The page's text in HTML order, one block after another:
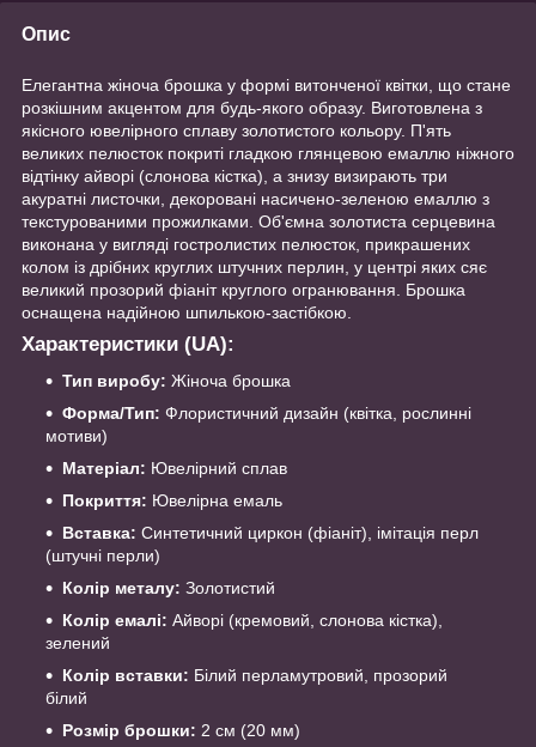
Опис
Елегантна жіноча брошка у формі витонченої квітки, що стане
розкішним акцентом для будь-якого образу. Виготовлена з
якісного ювелірного сплаву золотистого кольору. П'ять
великих пелюсток покриті гладкою глянцевою емаллю ніжного
відтінку айворі (слонова кістка), а знизу визирають три
акуратні листочки, декоровані насичено-зеленою емаллю з
текстурованими прожилками. Об'ємна золотиста серцевина
виконана у вигляді гостролистих пелюсток, прикрашених
колом із дрібних круглих штучних перлин, у центрі яких сяє
великий прозорий фіаніт круглого огранювання. Брошка
оснащена надійною шпилькою-застібкою.
Характеристики (UA):
Тип виробу: Жіноча брошка
Форма/Тип: Флористичний дизайн (квітка, рослинні
мотиви)
Матеріал: Ювелірний сплав
Покриття: Ювелірна емаль
Вставка: Синтетичний циркон (фіаніт), імітація перл
(штучні перли)
Колір металу: Золотистий
Колір емалі: Айворі (кремовий, слонова кістка),
зелений
Колір вставки: Білий перламутровий, прозорий
білий
Розмір брошки: 2 см (20 мм)